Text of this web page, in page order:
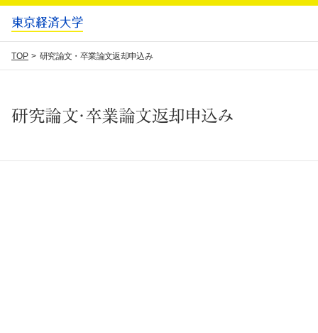
TOP 研究論文・卒業論文返却申込み
研究論文・卒業論文返却申込み